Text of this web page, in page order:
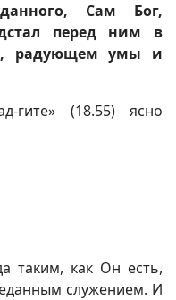
Сам Бог,
перед ним в
радующем умы и
гите» (18.55) ясно
таким, как Он есть,
служением. И